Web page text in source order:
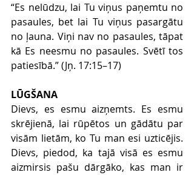
“Es nelūdzu, lai Tu viņus paņemtu no
pasaules, bet lai Tu viņus pasargātu
no ļauna. Viņi nav no pasaules, tāpat
kā Es neesmu no pasaules. Svētī tos
patiesībā.” (Jņ. 17:15–17)
LŪGŠANA
Dievs, es esmu aizņemts. Es esmu
skrējienā, lai rūpētos un gādātu par
visām lietām, ko Tu man esi uzticējis.
Dievs, piedod, ka tajā visā es esmu
aizmirsis pašu dārgāko, kas man ir